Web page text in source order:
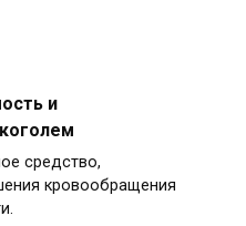
и
средство,
кровообращения